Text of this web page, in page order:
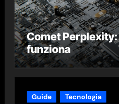
Comet Perplexity:
funziona
Guide Tecnologia